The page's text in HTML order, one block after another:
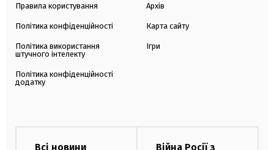
Правила користування
Політика конфіденційності
Політика використання
штучного інтелекту
Політика конфіденційності
додатку
Архів
Карта сайту
Ігри
Всі новини
Війна Росії з